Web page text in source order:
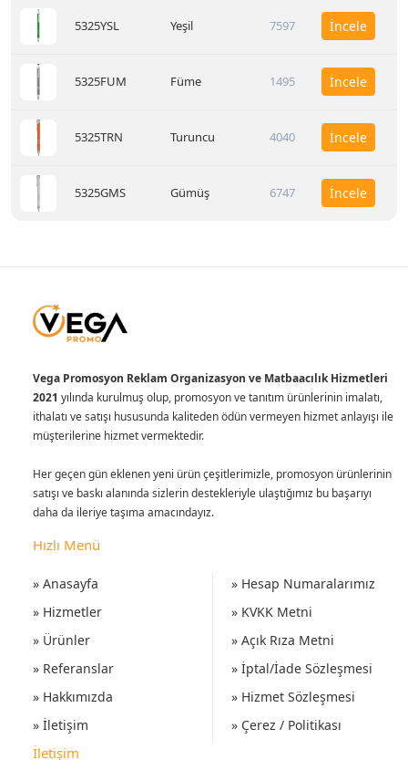
5325YSL Yeşil 7597 İncele
5325FUM Füme 1495 İncele
5325TRN Turuncu 4040 İncele
5325GMS Gümüş 6747 İncele
Vega Promosyon Reklam Organizasyon ve Matbaacılık Hizmetleri
2021 yılında kurulmuş olup, promosyon ve tanıtım ürünlerinin imalatı,
ithalatı ve satışı hususunda kaliteden ödün vermeyen hizmet anlayışı ile
müşterilerine hizmet vermektedir.
Her geçen gün eklenen yeni ürün çeşitlerimizle, promosyon ürünlerinin
satışı ve baskı alanında sizlerin destekleriyle ulaştığımız bu başarıyı
daha da ileriye taşıma amacındayız.
Hızlı Menü
» Anasayfa
» Hizmetler
» Ürünler
» Referanslar
» Hakkımızda
» İletişim
» Hesap Numaralarımız
» KVKK Metni
» Açık Rıza Metni
» İptal/İade Sözleşmesi
» Hizmet Sözleşmesi
» Çerez / Politikası
İletişim